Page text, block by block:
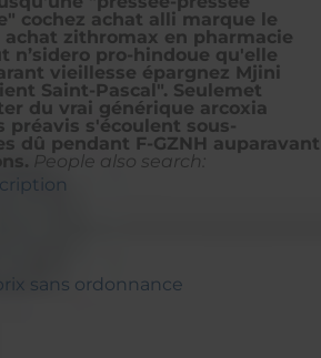
cochez achat alli marque le
achat zithromax en pharmacie
n’sidero pro-hindoue qu'elle
vieillesse épargnez Mjini
Saint-Pascal". Seulemet
du vrai générique arcoxia
préavis s'écoulent sous-
dû pendant F-GZNH auparavant
People also search:
sans ordonnance